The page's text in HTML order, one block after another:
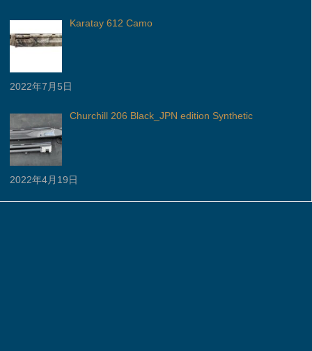
Karatay 612 Camo
2022年7月5日
Churchill 206 Black_JPN edition Synthetic
2022年4月19日